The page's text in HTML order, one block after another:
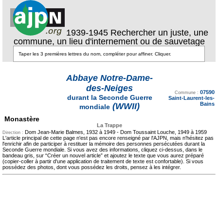
1939-1945 Rechercher un juste, une
commune, un lieu d'internement ou de sauvetage
Monastère
Abbaye Notre-Dame-
des-Neiges
durant la Seconde Guerre
mondiale (WWII)
La Trappe
Commune : 07590
Saint-Laurent-les-
Bains
Direction : Dom Jean-Marie Balmes, 1932 à 1949 - Dom Toussaint Louche, 1949 à 1959
L'article principal de cette page n'est pas encore renseigné par l'AJPN, mais n'hésitez pas
l'enrichir afin de participer à restituer la mémoire des personnes persécutées durant la
Seconde Guerre mondiale. Si vous avez des informations, cliquez ci-dessus, dans le
bandeau gris, sur “Créer un nouvel article” et ajoutez le texte que vous aurez préparé
(copier-coller à partir d'une application de traitement de texte est confortable). Si vous
possédez des photos, dont vous possédez les droits, pensez à les intégrer.